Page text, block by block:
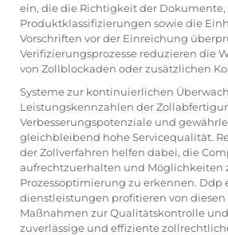
ein, die die Richtigkeit der Dokumente,
Produktklassifizierungen sowie die
Vorschriften vor der Einreichung
Verifizierungsprozesse reduzieren die
von Zollblockaden oder zusätzlichen
Systeme zur kontinuierlichen
Leistungskennzahlen der
Verbesserungspotenziale und
gleichbleibend hohe Servicequalität.
der Zollverfahren helfen dabei, die
aufrechtzuerhalten und Möglichkeiten
Prozessoptimierung zu erkennen. Ddp
dienstleistungen profitieren von diesen
Maßnahmen zur Qualitätskontrolle
zuverlässige und effiziente